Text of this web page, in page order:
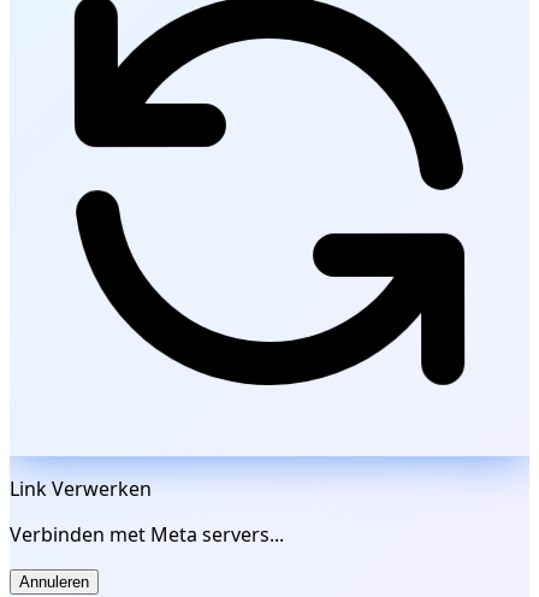
Link Verwerken
Verbinden met Meta servers...
Annuleren